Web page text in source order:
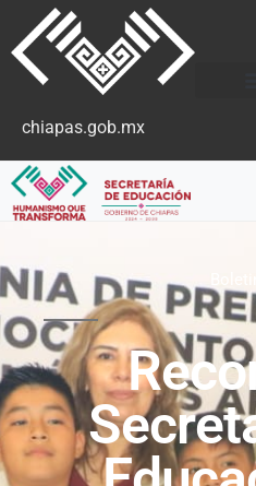
chiapas.gob.mx